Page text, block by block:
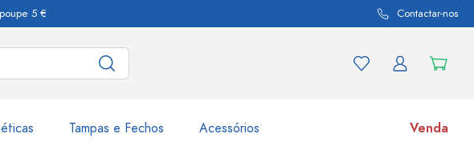
5 € Contactar-nos
Tampas e Fechos Acessórios Venda